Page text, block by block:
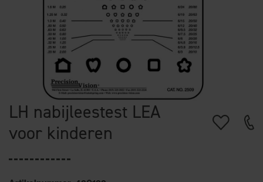
LH nabijleestest LEA
voor kinderen